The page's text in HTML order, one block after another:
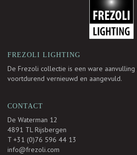
FREZOLI LIGHTING
De Frezoli collectie is een ware
voortdurend vernieuwd en aangevuld.
CONTACT
De Waterman 12
4891 TL Rijsbergen
T +31 (0)76 596 44 13
info@frezoli.com